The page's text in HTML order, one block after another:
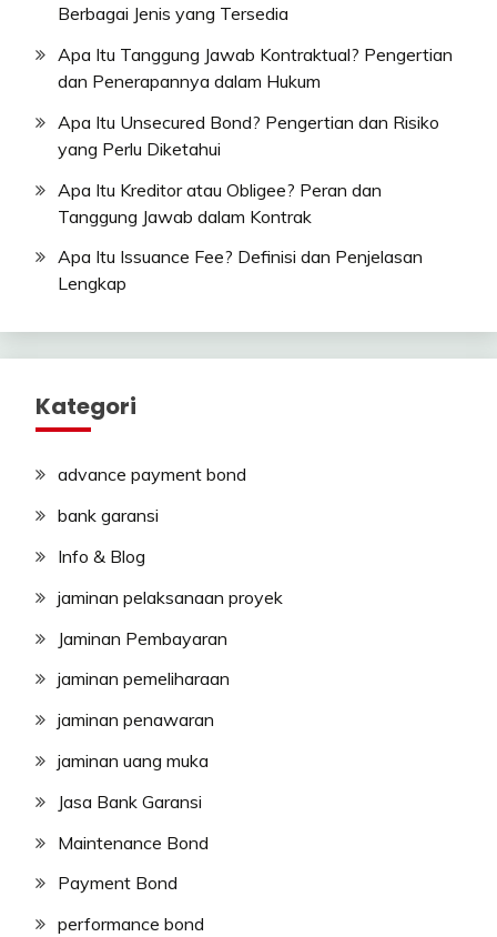
Berbagai Jenis yang Tersedia
Apa Itu Tanggung Jawab Kontraktual? Pengertian
dan Penerapannya dalam Hukum
Apa Itu Unsecured Bond? Pengertian dan Risiko
yang Perlu Diketahui
Apa Itu Kreditor atau Obligee? Peran dan
Tanggung Jawab dalam Kontrak
Apa Itu Issuance Fee? Definisi dan Penjelasan
Lengkap
Kategori
advance payment bond
bank garansi
Info & Blog
jaminan pelaksanaan proyek
Jaminan Pembayaran
jaminan pemeliharaan
jaminan penawaran
jaminan uang muka
Jasa Bank Garansi
Maintenance Bond
Payment Bond
performance bond